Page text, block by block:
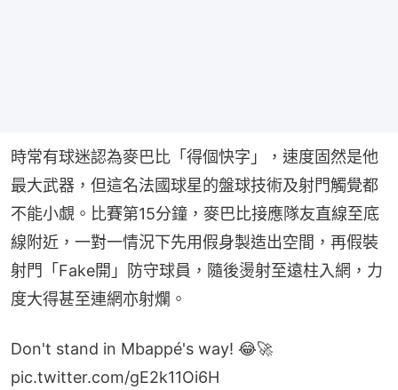
時常有球迷認為麥巴比「得個快字」，速度固然是他
最大武器，但這名法國球星的盤球技術及射門觸覺都
不能小覷。比賽第15分鐘，麥巴比接應隊友直線至底
線附近，一對一情況下先用假身製造出空間，再假裝
射門「Fake開」防守球員，隨後燙射至遠柱入網，力
度大得甚至連網亦射爛。
Don't stand in Mbappé's way! 😂🚀
pic.twitter.com/gE2k11Oi6H